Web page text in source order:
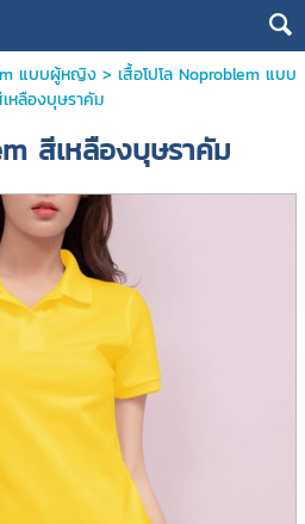
แบบผู้หญิง> เสื้อโปโล Noproblem แบบ
หลืองบุษราคัม
สีเหลืองบุษราคัม